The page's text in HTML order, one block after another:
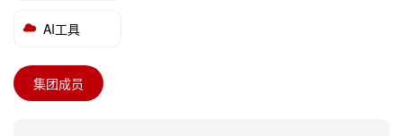
AI工具
集团成员